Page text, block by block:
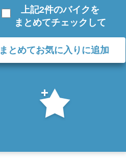
上記2件のバイクを
まとめてチェックして
まとめてお気に入りに追加